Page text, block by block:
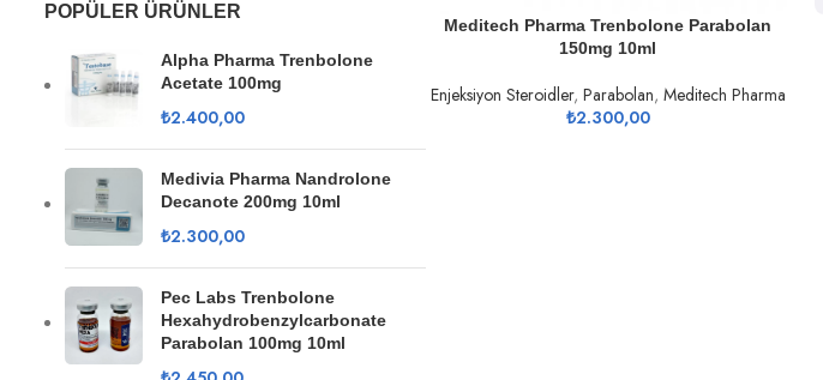
POPÜLER ÜRÜNLER
Alpha Pharma Trenbolone
Acetate 100mg
₺2.400,00
Medivia Pharma Nandrolone
Decanote 200mg 10ml
₺2.300,00
Pec Labs Trenbolone
Hexahydrobenzylcarbonate
Parabolan 100mg 10ml
DEVAMINI OKU
Meditech Pharma Trenbolone Parabolan
150mg 10ml
Enjeksiyon Steroidler, Parabolan, Meditech Pharma
₺2.300,00